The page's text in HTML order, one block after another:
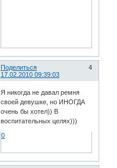
Поделиться
4
17.02.2010 09:39:03
Я никогда не давал ремня
своей девушке, но ИНОГДА
очень бы хотел)) В
воспитательных целях)))
0